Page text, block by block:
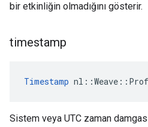
bir etkinliğin olmadığını gösterir.
timestamp
Timestamp
Sistem veya UTC zaman